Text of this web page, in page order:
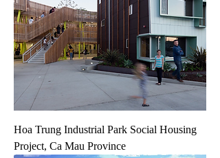
Hoa Trung Industrial Park Social Housing
Project, Ca Mau Province